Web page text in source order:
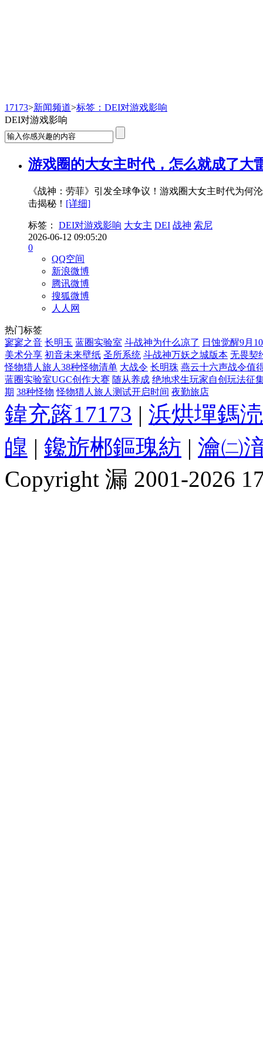
17173>新闻频道>标签：DEI对游戏影响
DEI对游戏影响
游戏圈的大女主时代，怎么就成了大
《战神：劳菲》引发全球争议！游戏圈大女主时代为何
击揭秘！ [详细]
标签： DEI对游戏影响 大女主 DEI 战神 索尼
2026-06-12 09:05:20
0
QQ空间
新浪微博
腾讯微博
搜狐微博
人人网
热门标签
寥寥之音 长明玉 蓝圈实验室 斗战神为什么凉了 日蚀觉醒9月
美术分享 初音未来壁纸 圣所系统 斗战神万妖之城版本 无畏契
怪物猎人旅人38种怪物清单 大战令 长明珠 燕云十六声战令值
蓝圈实验室UGC创作大赛 随从养成 绝地求生玩家自创玩法征
期 38种怪物 怪物猎人旅人测试开启时间 夜勤旅店
鍏充簬17173 | 浜烘墠鎷
皥 | 鑱旂郴鏂瑰紡 | 瀹㈡
Copyright 漏 2001-2026